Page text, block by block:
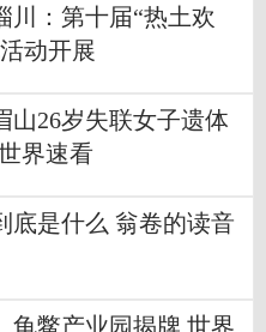
川：第十届“热土欢
动开展
山26岁失联女子遗体
界速看
底是什么 翁卷的读音